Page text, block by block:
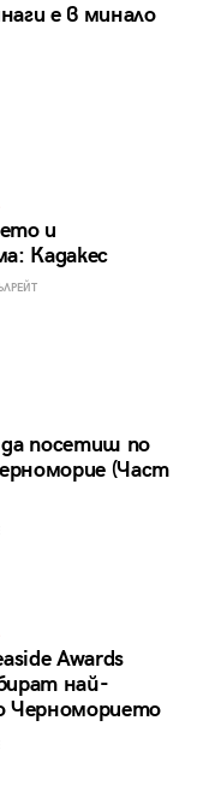
е в минало
и
Кадакес
посетиш по
(Част
Awards
най-
Черноморието